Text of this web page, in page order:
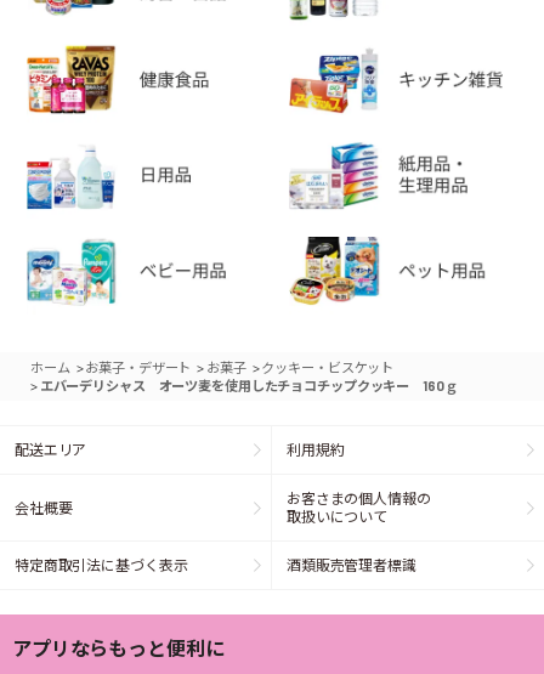
ホーム >お菓子・デザート > お菓子 >クッキー・ビスケット
> エバーデリシャス オーツ麦を使用したチョコチップクッキー 160ｇ
配送エリア 利用規約
会社概要
お客さまの個人情報の
取扱いについて
特定商取引法に基づく表示 酒類販売管理者標識
アプリならもっと便利に